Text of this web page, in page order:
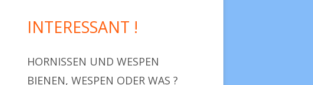
INTERESSANT !
HORNISSEN UND WESPEN
BIENEN, WESPEN ODER WAS ?